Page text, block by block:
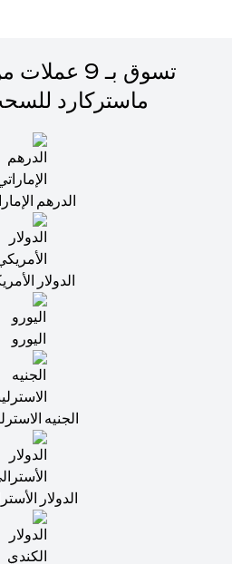
تسوق بـ 9
ماستركارد
الدرهم
الدولار
اليورو
الجنيه
الدولار